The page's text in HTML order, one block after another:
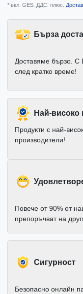
* вкл. GES. ДДС. плюс.
Бърза
Доставяме бързо. С
след кратко време!
Най-високо
Продукти с най-
производители!
Повече от 90% от
препоръчват на
Cигурност
Безопасно онлайн